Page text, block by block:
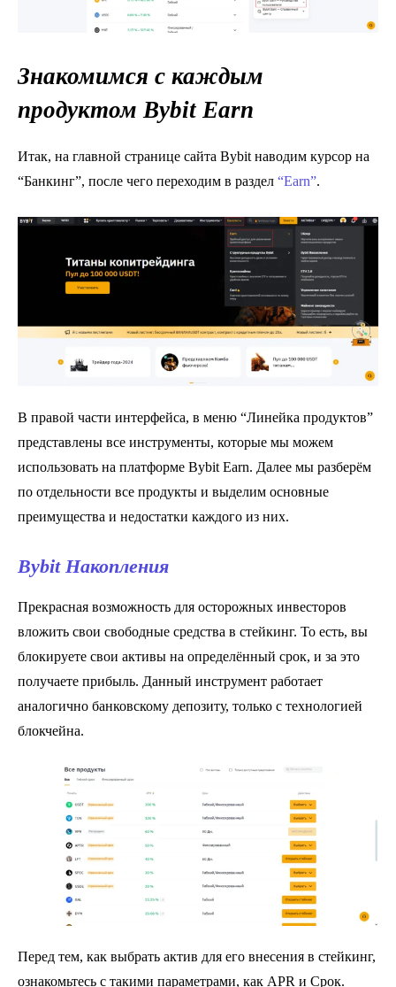
Знакомимся с каждым
продуктом Bybit Earn
Итак, на главной странице сайта Bybit наводим курсор на
“Банкинг”, после чего переходим в раздел “Earn”.
В правой части интерфейса, в меню “Линейка продуктов”
представлены все инструменты, которые мы можем
использовать на платформе Bybit Earn. Далее мы разберём
по отдельности все продукты и выделим основные
преимущества и недостатки каждого из них.
Bybit Накопления
Прекрасная возможность для осторожных инвесторов
вложить свои свободные средства в стейкинг. То есть, вы
блокируете свои активы на определённый срок, и за это
получаете прибыль. Данный инструмент работает
аналогично банковскому депозиту, только с технологией
блокчейна.
Перед тем, как выбрать актив для его внесения в стейкинг,
ознакомьтесь с такими параметрами, как APR и Срок.